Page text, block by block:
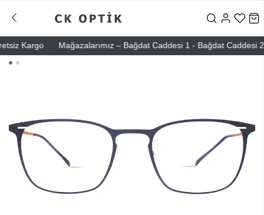
Kargo Mağazalarımız – Bağdat Caddesi 1 - Bağdat Caddesi 2 -